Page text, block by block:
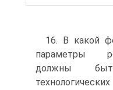
16. В какой
параметры
должны